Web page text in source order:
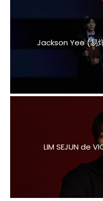
Jackson Yee (易
LIM SEJUN de